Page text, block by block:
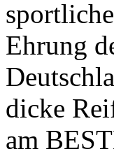
Ehrung
dicke
am